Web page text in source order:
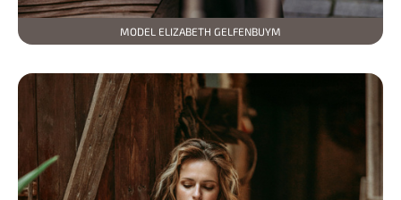
MODEL ELIZABETH GELFENBUYM